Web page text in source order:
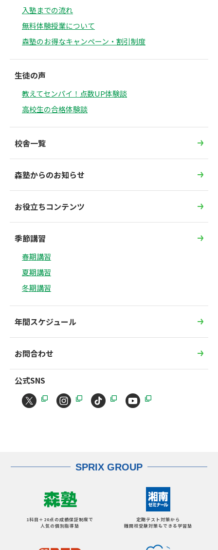
入塾までの流れ
無料体験授業について
森塾のお得なキャンペーン・割引制度
生徒の声
教えてセンパイ！点数UP体験談
高校生の合格体験談
校舎一覧
森塾からのお知らせ
お役立ちコンテンツ
季節講習
春期講習
夏期講習
冬期講習
年間スケジュール
お問合わせ
公式SNS
SPRIX GROUP
1科目＋20点の成績保証制度で
人気の個別指導塾
定期テスト対策から
難関校受験対策もできる学習塾